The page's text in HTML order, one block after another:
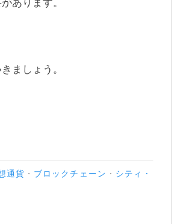
ましょう。
通貨 ・ ブロックチェーン ・ シティ・